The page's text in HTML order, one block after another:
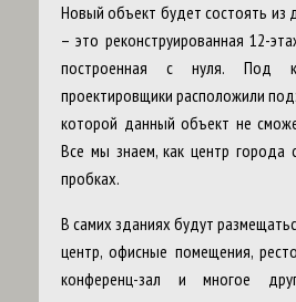
Новый объект будет состоять из
– это реконструированная 12-
построенная с нуля. Под
проектировщики расположили
которой данный объект не
Все мы знаем, как центр города
пробках.
В самих зданиях будут
центр, офисные помещения,
конференц-зал и многое